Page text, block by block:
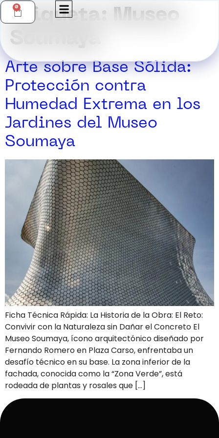
0
Etiqueta: Museo
Soumaya
Arte sobre Base Sólida:
Protección contra
Humedad Extrema en los
Jardines del Museo
Soumaya
Ficha Técnica Rápida: La Historia de la Obra: El Reto:
Convivir con la Naturaleza sin Dañar el Concreto El
Museo Soumaya, ícono arquitectónico diseñado por
Fernando Romero en Plaza Carso, enfrentaba un
desafío técnico en su base. La zona inferior de la
fachada, conocida como la “Zona Verde”, está
rodeada de plantas y rosales que […]